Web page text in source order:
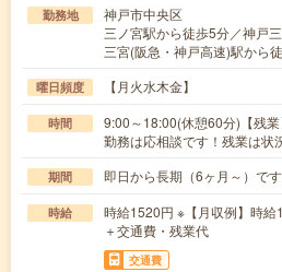
勤務地
神戸市中央区
三ノ宮駅から徒歩5分／神戸
三宮(阪急・神戸高速)駅から
曜日頻度 【月火水木金】
時間
9:00～18:00(休憩60分)【残
勤務は応相談です！残業は状
期間 即日から長期（6ヶ月～）で
時給
時給1520円 ※【月収例】時
＋交通費・残業代
交通費